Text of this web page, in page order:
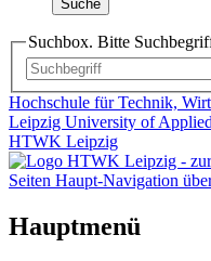
Suche
Suchbox. Bitte
Hochschule für Technik,
Leipzig University of
HTWK Leipzig
Seiten Haupt-Navigation
Hauptmenü